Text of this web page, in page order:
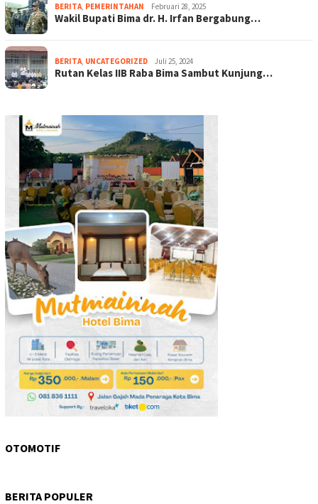
BERITA, PEMERINTAHAN Februari 28, 2025
Wakil Bupati Bima dr. H. Irfan Bergabung…
BERITA, UNCATEGORIZED Juli 25, 2024
Rutan Kelas IIB Raba Bima Sambut Kunjung…
OTOMOTIF
BERITA POPULER